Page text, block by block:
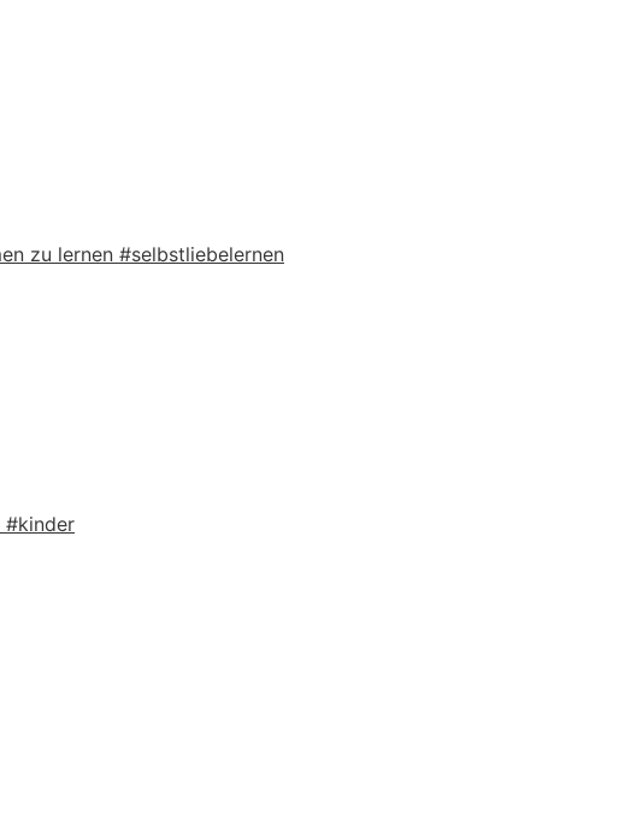
zu lernen #selbstliebelernen
#kinder